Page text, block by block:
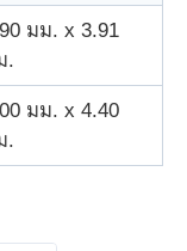
มม. x 3.91
.
มม. x 4.40
.